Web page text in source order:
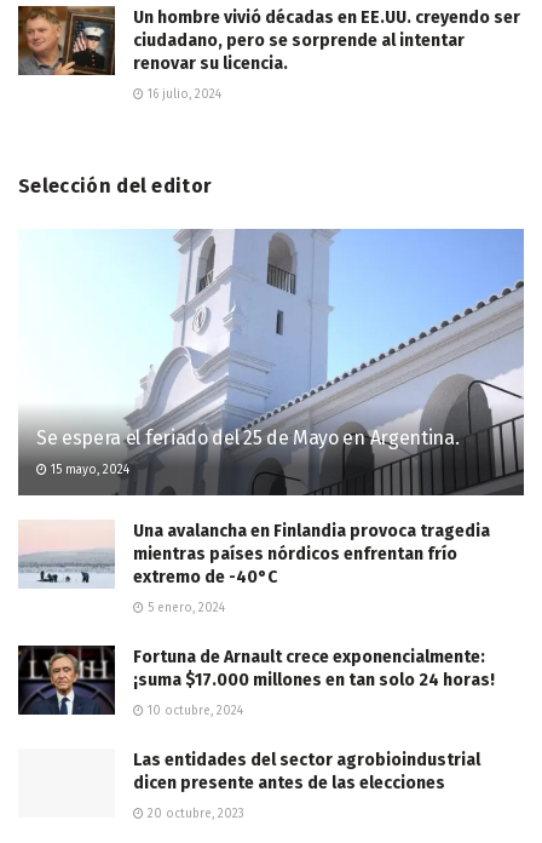
Un hombre vivió décadas en EE.UU. creyendo ser
ciudadano, pero se sorprende al intentar
renovar su licencia.
16 julio, 2024
Selección del editor
Se espera el feriado del 25 de Mayo en Argentina.
15 mayo, 2024
Una avalancha en Finlandia provoca tragedia
mientras países nórdicos enfrentan frío
extremo de -40°C
5 enero, 2024
Fortuna de Arnault crece exponencialmente:
¡suma $17.000 millones en tan solo 24 horas!
10 octubre, 2024
Las entidades del sector agrobioindustrial
dicen presente antes de las elecciones
20 octubre, 2023